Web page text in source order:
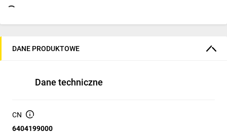
DANE PRODUKTOWE
Dane techniczne
CN
6404199000